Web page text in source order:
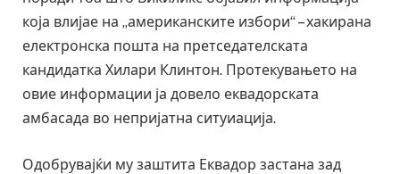
која влијае на „американските избори“ – хакирана
електронска пошта на претседателската
кандидатка Хилари Клинтон. Протекувањето на
овие информации ја довело еквадорската
амбасада во непријатна ситуиација.
Одобрувајќи му заштита Еквадор застана зад